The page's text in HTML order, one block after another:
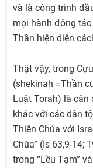
và là công trình
mọi hành động tác
Thần hiện diện
Thật vậy, trong
(shekinah =Thần
Luật Torah) là căn
khác với các dân
Thiên Chúa với
Chúa” (Is 63,9-14;
trong “Lều Tạm”